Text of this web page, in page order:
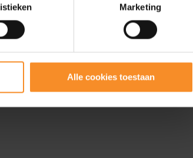
Marketing
Alle cookies toestaan